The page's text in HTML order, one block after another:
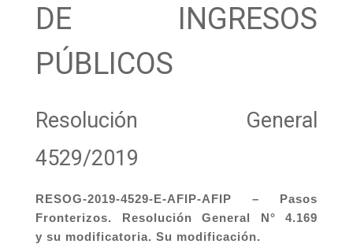
DE INGRESOS
PÚBLICOS
Resolución General
4529/2019
RESOG-2019-4529-E-AFIP-AFIP – Pasos
Fronterizos. Resolución General N° 4.169
y su modificatoria. Su modificación.